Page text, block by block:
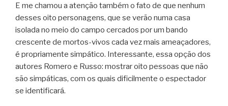
E me chamou a atenção também o fato de que nenhum
desses oito personagens, que se verão numa casa
isolada no meio do campo cercados por um bando
crescente de mortos-vivos cada vez mais ameaçadores,
é propriamente simpático. Interessante, essa opção dos
autores Romero e Russo: mostrar oito pessoas que não
são simpáticas, com os quais dificilmente o espectador
se identificará.